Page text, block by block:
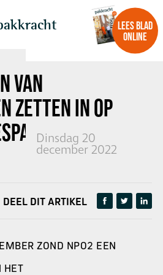
LEES BLAD
ONLINE
VAN
ZETTEN IN OP
Dinsdag 20
december 2022
DEEL DIT ARTIKEL
ZOND NPO2 EEN
HET